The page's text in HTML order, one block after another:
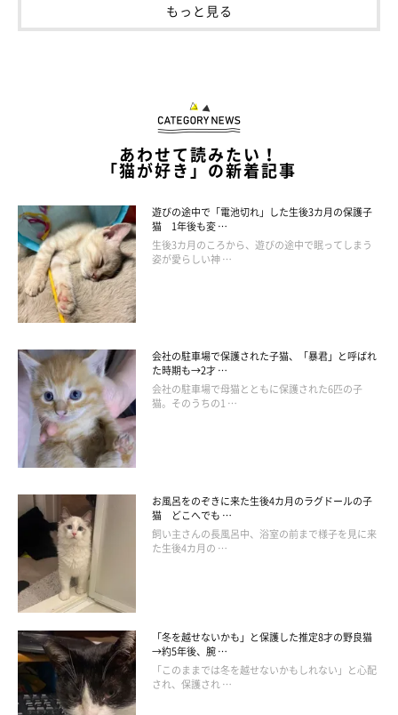
もっと見る
あわせて読みたい！
「猫が好き」の新着記事
遊びの途中で「電池切れ」した生後3カ月の保護子
猫 1年後も変 …
生後3カ月のころから、遊びの途中で眠ってしまう
姿が愛らしい神 …
会社の駐車場で保護された子猫、「暴君」と呼ばれ
た時期も→2才 …
会社の駐車場で母猫とともに保護された6匹の子
猫。そのうちの1 …
お風呂をのぞきに来た生後4カ月のラグドールの子
猫 どこへでも …
飼い主さんの長風呂中、浴室の前まで様子を見に来
た生後4カ月の …
「冬を越せないかも」と保護した推定8才の野良猫
→約5年後、腕 …
「このままでは冬を越せないかもしれない」と心配
され、保護され …